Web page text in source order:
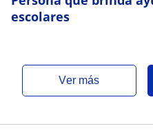
escolares
ver más